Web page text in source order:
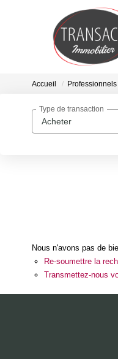
Accueil Professionnels
Acheter
Type de transaction
Nous n'avons pas de
Re-soumettre la
Transmettez-nous